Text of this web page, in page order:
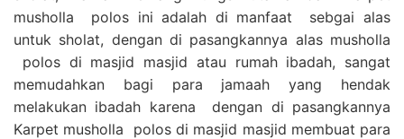
musholla polos ini adalah di manfaat sebgai alas
untuk sholat, dengan di pasangkannya alas musholla
polos di masjid masjid atau rumah ibadah, sangat
memudahkan bagi para jamaah yang hendak
melakukan ibadah karena dengan di pasangkannya
Karpet musholla polos di masjid masjid membuat para